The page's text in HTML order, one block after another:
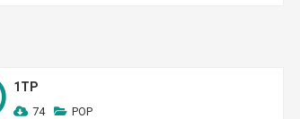
1TP
74 POP